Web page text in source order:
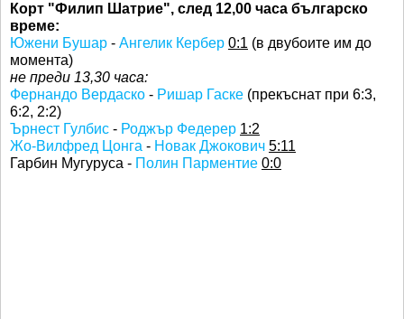
Корт "Филип Шатрие", след 12,00 часа българско
време:
Южени Бушар - Ангелик Кербер 0:1 (в двубоите им до
момента)
не преди 13,30 часа:
Фернандо Вердаско - Ришар Гаске (прекъснат при 6:3,
6:2, 2:2)
Ърнест Гулбис - Роджър Федерер 1:2
Жо-Вилфред Цонга - Новак Джокович 5:11
Гарбин Мугуруса - Полин Парментие 0:0